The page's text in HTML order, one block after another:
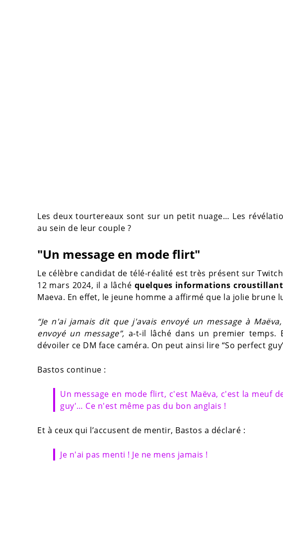
Les deux tourtereaux sont sur un petit nuage… Les
au sein de leur couple ?
"Un message en mode flirt"
Le célèbre candidat de télé-réalité est très présent sur
12 mars 2024, il a lâché quelques informations
Maeva. En effet, le jeune homme a affirmé que la jolie brune
“Je n'ai jamais dit que j'avais envoyé un message à
envoyé un message”, a-t-il lâché dans un premier temps.
dévoiler ce DM face caméra. On peut ainsi lire “So perfect
Bastos continue :
Un message en mode flirt, c'est Maëva, c'est la meuf
guy'… Ce n'est même pas du bon anglais !
Et à ceux qui l’accusent de mentir, Bastos a déclaré :
Je n'ai pas menti ! Je ne mens jamais !